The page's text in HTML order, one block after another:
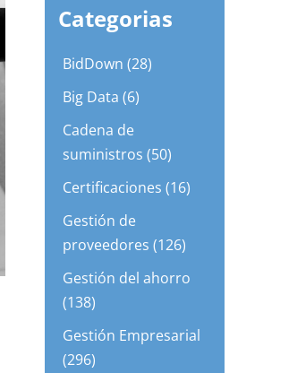
Categorias
BidDown (28)
Big Data (6)
Cadena de
suministros (50)
Certificaciones (16)
Gestión de
proveedores (126)
Gestión del ahorro
(138)
Gestión Empresarial
(296)